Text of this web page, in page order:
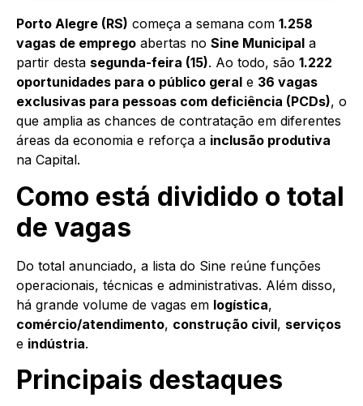
Porto Alegre (RS) começa a semana com 1.258
vagas de emprego abertas no Sine Municipal a
partir desta segunda-feira (15). Ao todo, são 1.222
oportunidades para o público geral e 36 vagas
exclusivas para pessoas com deficiência (PCDs), o
que amplia as chances de contratação em diferentes
áreas da economia e reforça a inclusão produtiva
na Capital.
Como está dividido o total
de vagas
Do total anunciado, a lista do Sine reúne funções
operacionais, técnicas e administrativas. Além disso,
há grande volume de vagas em logística,
comércio/atendimento, construção civil, serviços
e indústria.
Principais destaques